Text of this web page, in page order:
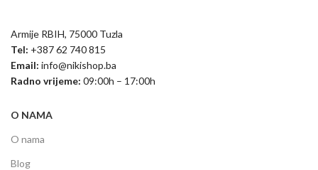
Armije RBIH, 75000 Tuzla
Tel: +387 62 740 815
Email: info@nikishop.ba
Radno vrijeme: 09:00h – 17:00h
O NAMA
O nama
Blog